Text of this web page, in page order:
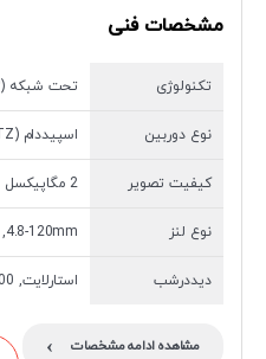
مشخصات فنی
تکنولوژی تحت شبکه (IP)
نوع دوربین اسپیددام (PTZ)
کیفیت تصویر 2 مگاپیکسل
نوع لنز 4.8-120mm, وریفوکال (Varifocal)
دیددرشب استارلایت, 100متر
مشاهده ادامه مشخصات ›